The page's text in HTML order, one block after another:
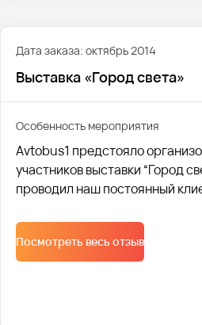
Дата заказа: октябрь 2014
Выставка «Город света»
Особенность мероприятия
Avtobus1 предстояло
участников выставки “Город
проводил наш постоянный
доставки больше тысячи
городов.
Посмотреть весь отзыв